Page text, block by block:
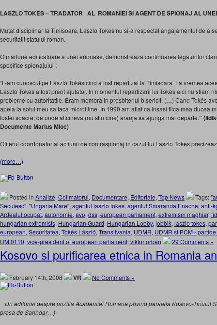
LASZLO TOKES – TRADATOR AL ROMANIEI SI AGENT DE SPIONAJ AL
Mutat disciplinar la Timisoara, Laszlo Tokes nu si-a respectat angajamentul de a
securitatii statului roman.
O marturie edificatoare a unei enoriase, demonstreaza continuarea legaturilor
specifice spionajului :
“L-am cunoscut pe László Tokés cind a fost repartizat la Timisoara. La vremea
László Tokés a fost preot ajutator. In momentul repartizarii lui Tokés aici nu stiam
probleme cu autoritatile. Eram membra in presbiteriul bisericii. (…) Cand Tokés
apela la sotul meu sa faca microfilme. In 1990 am aflat ca insasi fiica mea ducea
fostei soacre, de unde altcineva (nu stiu cine) aranja sa ajunga mai departe.”
Documente Marius Mioc)
Ofiterul coordonator al actiunii de contraspionaj in cazul lui Laszlo Tokes
(more…)
Posted in Analize, Colimatorul, Documentare, Editoriale, Top News Tags:
Secuiesc", "Ungaria Mare", agentul laszlo tokes, agentul Smaranda Enache, anti-
Ardealul ocupat, autonomie, avo, dss, european parliament, extremism maghiar,
hungarian extremists, Hungarian Guard, Hungarian Lobby, jobbik, laszlo tokes,
european, Securitatea, Tokés László, Transilvania, UDMR, UDMR si PCM -
UM 0110, vice-president of european parliament, viktor orban 29 Comments »
Kosovo si purificarea etnica in Romania
February 14th, 2008 VR No Comments »
Un editorial despre pozitia Academiei Romane privind paralela Kosovo-Tinutul
presa de Sarindar…)